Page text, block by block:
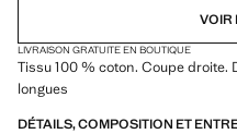
VOIR
LIVRAISON GRATUITE EN BOUTIQUE
Tissu 100 % coton. Coupe
longues
DÉTAILS, COMPOSITION ET